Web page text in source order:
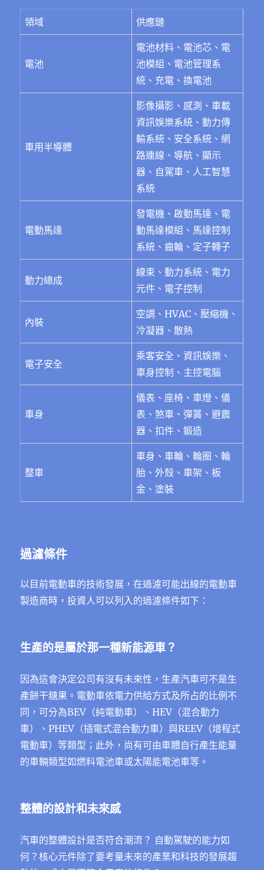
領域 供應鏈
電池
電池材料、電池芯、電
池模組、電池管理系
統、充電、換電池
車用半導體
影像攝影、感測、車載
資訊娛樂系統、動力傳
輸系統、安全系統、網
路連線、導航、顯示
器、自駕車、人工智慧
系統
電動馬達
發電機、啟動馬達、電
動馬達模組、馬達控制
系統、齒輪、定子轉子
動力總成
線束、動力系統、電力
元件、電子控制
內裝
空調、HVAC、壓縮機、
冷凝器、散熱
電子安全
乘客安全、資訊娛樂、
車身控制、主控電腦
車身
儀表、座椅、車燈、儀
表、煞車、彈簧、避震
器、扣件、鍛造
整車
車身、車輪、輪圈、輪
胎、外殼、車架、板
金、塗裝
過濾條件
以目前電動車的技術發展，在過濾可能出線的電動車
製造商時，投資人可以列入的過濾條件如下：
生產的是屬於那一種新能源車？
因為這會決定公司有沒有未來性，生產汽車可不是生
產餅干糖果。電動車依電力供給方式及所占的比例不
同，可分為BEV（純電動車）、HEV（混合動力
車）、PHEV（插電式混合動力車）與REEV（增程式
電動車）等類型；此外，尚有可由車體自行產生能量
的車輛類型如燃料電池車或太陽能電池車等。
整體的設計和未來感
汽車的整體設計是否符合潮流？ 自動駕駛的能力如
何？核心元件除了要考量未來的產業和科技的發展趨